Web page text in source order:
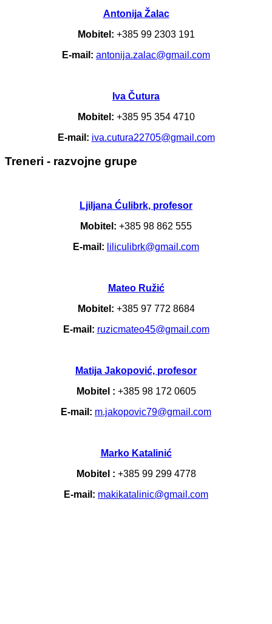
Antonija Žalac
Mobitel: +385 99 2303 191
E-mail: antonija.zalac@gmail.com
Iva Čutura
Mobitel: +385 95 354 4710
E-mail: iva.cutura22705@gmail.com
Treneri - razvojne grupe
Ljiljana Ćulibrk, profesor
Mobitel: +385 98 862 555
E-mail: liliculibrk@gmail.com
Mateo Ružić
Mobitel: +385 97 772 8684
E-mail: ruzicmateo45@gmail.com
Matija Jakopović, profesor
Mobitel : +385 98 172 0605
E-mail: m.jakopovic79@gmail.com
Marko Katalinić
Mobitel : +385 99 299 4778
E-mail: makikatalinic@gmail.com